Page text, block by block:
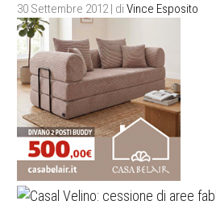
30 Settembre 2012 | di Vince Esposito